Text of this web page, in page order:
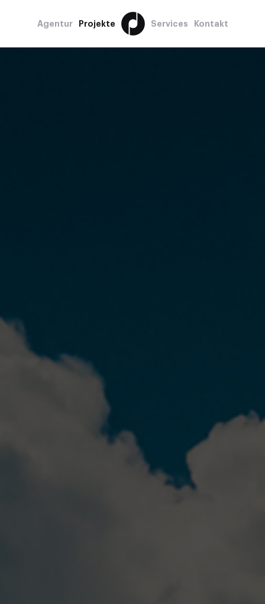
Agentur Projekte Services Kontakt